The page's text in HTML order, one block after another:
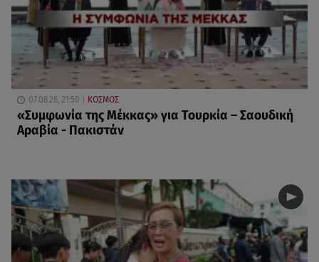
07.08.26, 21:50 ΚΟΣΜΟΣ
«Συμφωνία της Μέκκας» για Τουρκία – Σαουδική
Αραβία - Πακιστάν